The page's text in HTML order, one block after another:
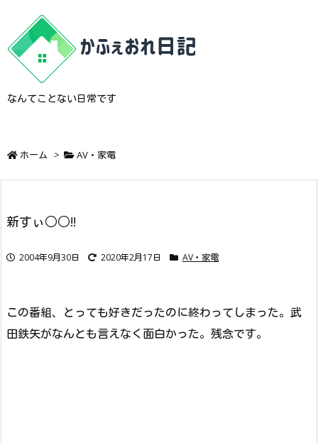
なんてことない日常です
ホーム > AV・家電
新すぃ○○!!
2004年9月30日 2020年2月17日 AV・家電
この番組、とっても好きだったのに終わってしまった。武
田鉄矢がなんとも言えなく面白かった。残念です。